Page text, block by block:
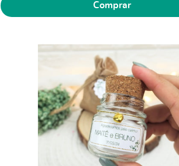
Comprar